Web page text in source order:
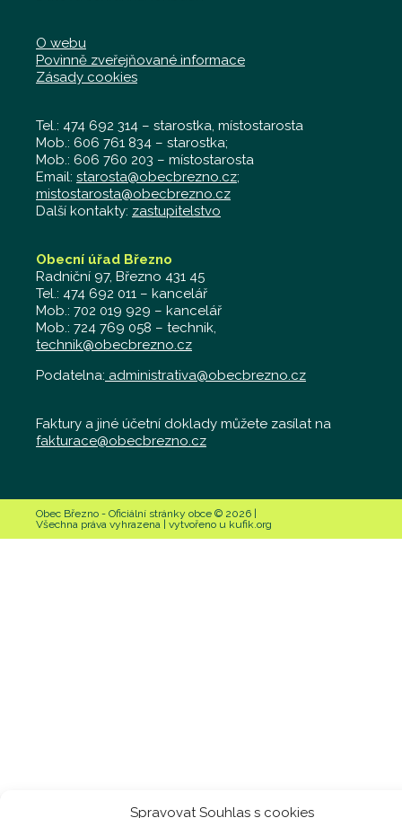
Spravovat Souhlas s cookies
O webu
Povinně zveřejňované informace
Zásady cookies
Tel.: 474 692 314 – starostka, místostarosta
Mob.: 606 761 834 – starostka;
Mob.: 606 760 203 – místostarosta
Email: starosta@obecbrezno.cz;
mistostarosta@obecbrezno.cz
Další kontakty: zastupitelstvo
Obecní úřad Březno
Radniční 97, Březno 431 45
Tel.: 474 692 011 – kancelář
Mob.: 702 019 929 – kancelář
Mob.: 724 769 058 – technik,
technik@obecbrezno.cz
Podatelna: administrativa@obecbrezno.cz
Faktury a jiné účetní doklady můžete zasílat na
fakturace@obecbrezno.cz
Obec Březno - Oficiální stránky obce © 2026 |
Všechna práva vyhrazena | vytvořeno u kufik.org